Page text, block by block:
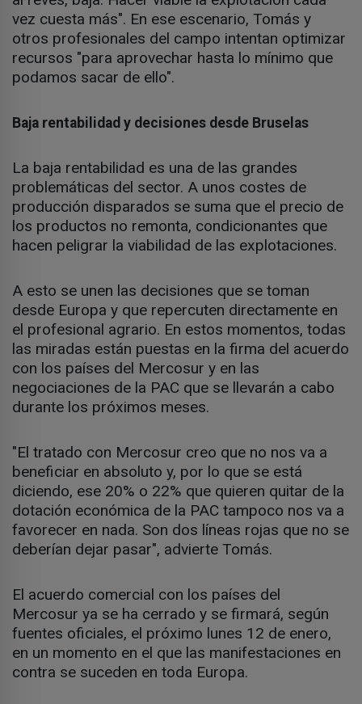
vez cuesta más". En ese escenario, Tomás y
otros profesionales del campo intentan optimizar
recursos "para aprovechar hasta lo mínimo que
podamos sacar de ello".
Baja rentabilidad y decisiones desde Bruselas
La baja rentabilidad es una de las grandes
problemáticas del sector. A unos costes de
producción disparados se suma que el precio de
los productos no remonta, condicionantes que
hacen peligrar la viabilidad de las explotaciones.
A esto se unen las decisiones que se toman
desde Europa y que repercuten directamente en
el profesional agrario. En estos momentos, todas
las miradas están puestas en la firma del acuerdo
con los países del Mercosur y en las
negociaciones de la PAC que se llevarán a cabo
durante los próximos meses.
"El tratado con Mercosur creo que no nos va a
beneficiar en absoluto y, por lo que se está
diciendo, ese 20% o 22% que quieren quitar de la
dotación económica de la PAC tampoco nos va a
favorecer en nada. Son dos líneas rojas que no se
deberían dejar pasar", advierte Tomás.
El acuerdo comercial con los países del
Mercosur ya se ha cerrado y se firmará, según
fuentes oficiales, el próximo lunes 12 de enero,
en un momento en el que las manifestaciones en
contra se suceden en toda Europa.